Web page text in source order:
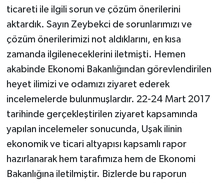
ticareti ile ilgili sorun ve çözüm önerilerini
aktardık. Sayın Zeybekci de sorunlarımızı ve
çözüm önerilerimizi not aldıklarını, en kısa
zamanda ilgileneceklerini iletmişti. Hemen
akabinde Ekonomi Bakanlığından görevlendirilen
heyet ilimizi ve odamızı ziyaret ederek
incelemelerde bulunmuşlardır. 22-24 Mart 2017
tarihinde gerçekleştirilen ziyaret kapsamında
yapılan incelemeler sonucunda, Uşak ilinin
ekonomik ve ticari altyapısı kapsamlı rapor
hazırlanarak hem tarafımıza hem de Ekonomi
Bakanlığına iletilmiştir. Bizlerde bu raporun